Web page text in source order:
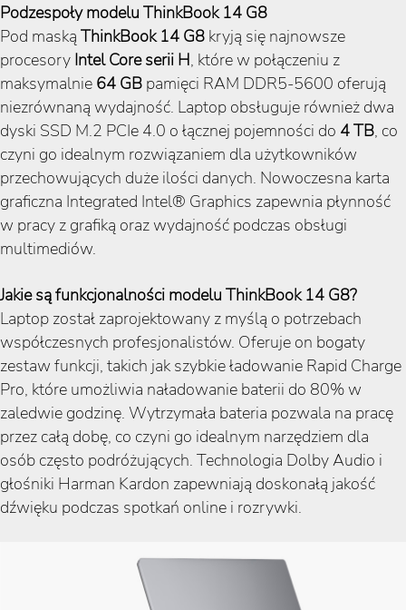
Podzespoły modelu ThinkBook 14 G8
Pod maską ThinkBook 14 G8 kryją się najnowsze
procesory Intel Core serii H, które w połączeniu z
maksymalnie 64 GB pamięci RAM DDR5-5600 oferują
niezrównaną wydajność. Laptop obsługuje również dwa
dyski SSD M.2 PCIe 4.0 o łącznej pojemności do 4 TB, co
czyni go idealnym rozwiązaniem dla użytkowników
przechowujących duże ilości danych. Nowoczesna karta
graficzna Integrated Intel® Graphics zapewnia płynność
w pracy z grafiką oraz wydajność podczas obsługi
multimediów.
Jakie są funkcjonalności modelu ThinkBook 14 G8?
Laptop został zaprojektowany z myślą o potrzebach
współczesnych profesjonalistów. Oferuje on bogaty
zestaw funkcji, takich jak szybkie ładowanie Rapid Charge
Pro, które umożliwia naładowanie baterii do 80% w
zaledwie godzinę. Wytrzymała bateria pozwala na pracę
przez całą dobę, co czyni go idealnym narzędziem dla
osób często podróżujących. Technologia Dolby Audio i
głośniki Harman Kardon zapewniają doskonałą jakość
dźwięku podczas spotkań online i rozrywki.